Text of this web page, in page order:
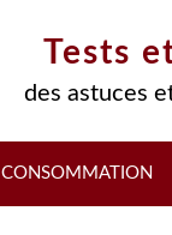
Tests
des astuces
CONSOMMATION